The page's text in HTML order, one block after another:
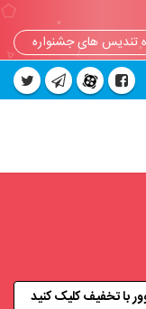
تندیس های جشنواره
با تخفیف کلیک کنید